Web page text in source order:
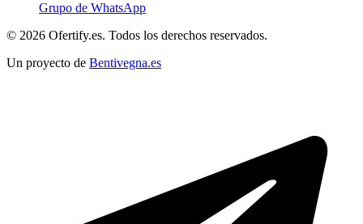
Grupo de WhatsApp
© 2026 Ofertify.es. Todos los derechos reservados.
Un proyecto de Bentivegna.es